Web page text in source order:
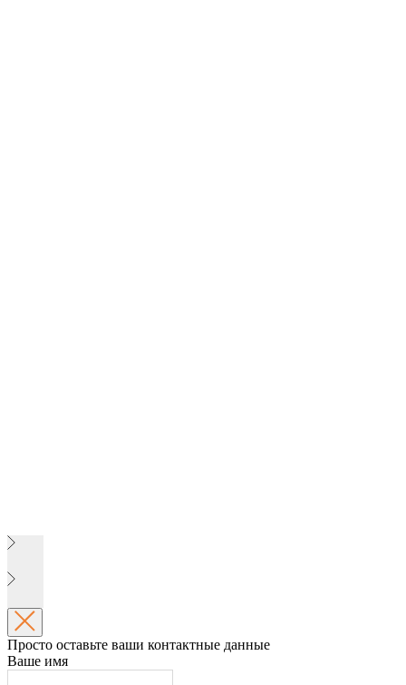
Просто оставьте ваши контактные данные
Ваше имя